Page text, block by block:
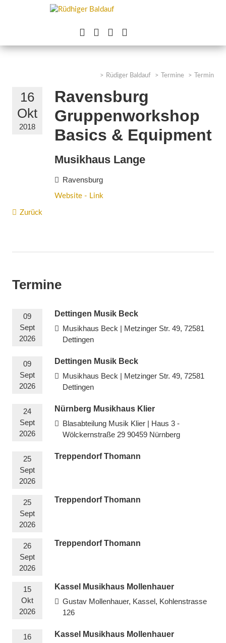
   
Rüdiger Baldauf Termine Termin
16
Okt
2018
Ravensburg
Gruppenworkshop
Basics & Equipment
Musikhaus Lange
Ravensburg
Website - Link
Zurück
Termine
09
Sept
2026
Dettingen Musik Beck
Musikhaus Beck | Metzinger Str. 49, 72581
Dettingen
09
Sept
2026
Dettingen Musik Beck
Musikhaus Beck | Metzinger Str. 49, 72581
Dettingen
24
Sept
2026
Nürnberg Musikhaus Klier
Blasabteilung Musik Klier | Haus 3 -
Wölckernstraße 29 90459 Nürnberg
25
Sept
2026
Treppendorf Thomann
25
Sept
2026
Treppendorf Thomann
26
Sept
2026
Treppendorf Thomann
15
Okt
2026
Kassel Musikhaus Mollenhauer
Gustav Mollenhauer, Kassel, Kohlenstrasse
126
16
Kassel Musikhaus Mollenhauer